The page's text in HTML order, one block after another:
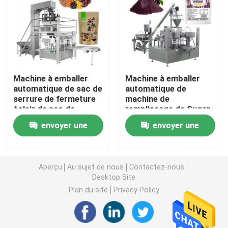
machine de remplissage de poudre
Machine à emballer de casse-croûte
Machine à emballer d'aliments surgelés
Machine de conditionnement de poche de Premade
Machine de remplissage de bouteilles semi
Accessoires de machine à emballer
Machine à emballer
automatique de sac de
serrure de fermeture
éclair de sac de
Premade de granule
de casse-croûte de
farine d'avoine de
envoyer une
Machine à emballer
automatique de
machine de
remplissage de Sugar
Powder Rice Powder
Flour de poudre de
cacao de Doybag
envoyer une
Aperçu Au sujet de nous
Contactez-nous
Desktop Site
Plan du site
Privacy Policy